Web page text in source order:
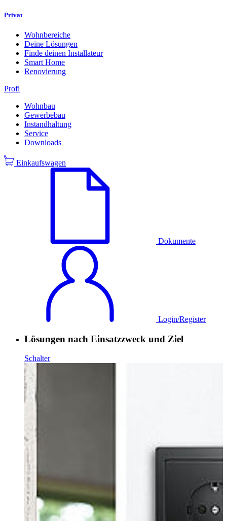
Privat
Wohnbereiche
Deine Lösungen
Finde deinen Installateur
Smart Home
Renovierung
Profi
Wohnbau
Gewerbebau
Instandhaltung
Service
Downloads
Einkaufswagen
Dokumente
Login/Register
Lösungen nach Einsatzzweck und Ziel
Schalter